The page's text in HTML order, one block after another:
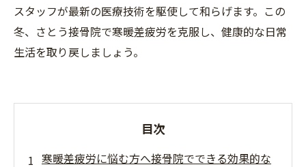
スタッフが最新の医療技術を駆使して和らげます。この
冬、さとう接骨院で寒暖差疲労を克服し、健康的な日常
生活を取り戻しましょう。
目次
寒暖差疲労に悩む方へ接骨院でできる効果的な